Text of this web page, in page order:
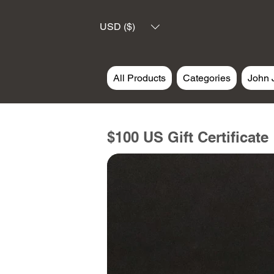
USD ($)
All Products Categories John
$100 US Gift Certificate